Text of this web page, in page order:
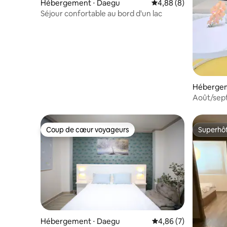
Hébergement ⋅ Daegu Évaluation moyenne
4,88 (8)
Séjour confortable au bord d'un lac
Août/
KTX/
séjours/
pouces/
Coup de cœur voyageurs
Coup de cœur voyageurs
Hébergement ⋅ Daegu Évaluation moyenne
4,86 (7)